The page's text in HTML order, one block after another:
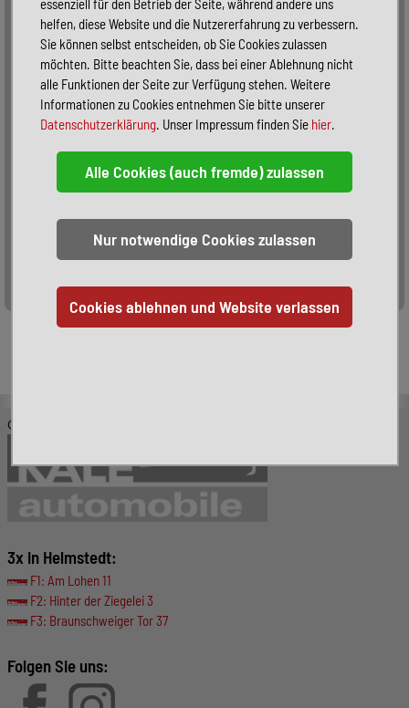
Sortieren:
© KALE-Automobile GmbH
3x in Helmstedt:
F1: Am Lohen 11
F2: Hinter der Ziegelei 3
F3: Braunschweiger Tor 37
Folgen Sie uns:
essenziell für den Betrieb der Seite, während andere uns
helfen, diese Website und die Nutzererfahrung zu verbessern.
Sie können selbst entscheiden, ob Sie Cookies zulassen
möchten. Bitte beachten Sie, dass bei einer Ablehnung nicht
alle Funktionen der Seite zur Verfügung stehen. Weitere
Informationen zu Cookies entnehmen Sie bitte unserer
Datenschutzerklärung. Unser Impressum finden Sie hier.